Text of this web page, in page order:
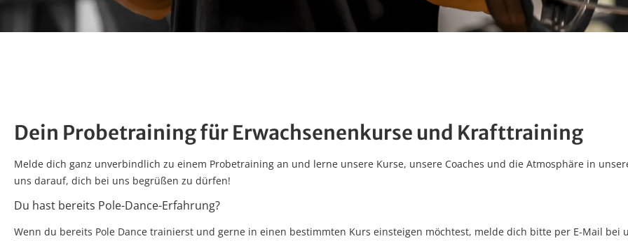
Dein Probetraining für Erwachsenenkurse und Krafttraining
Melde dich ganz unverbindlich zu einem Probetraining an und lerne unsere Kurse, unsere Coaches und die Atmosphäre in
uns darauf, dich bei uns begrüßen zu dürfen!
Du hast bereits Pole-Dance-Erfahrung?
Wenn du bereits Pole Dance trainierst und gerne in einen bestimmten Kurs einsteigen möchtest, melde dich bitte per E-Mail bei